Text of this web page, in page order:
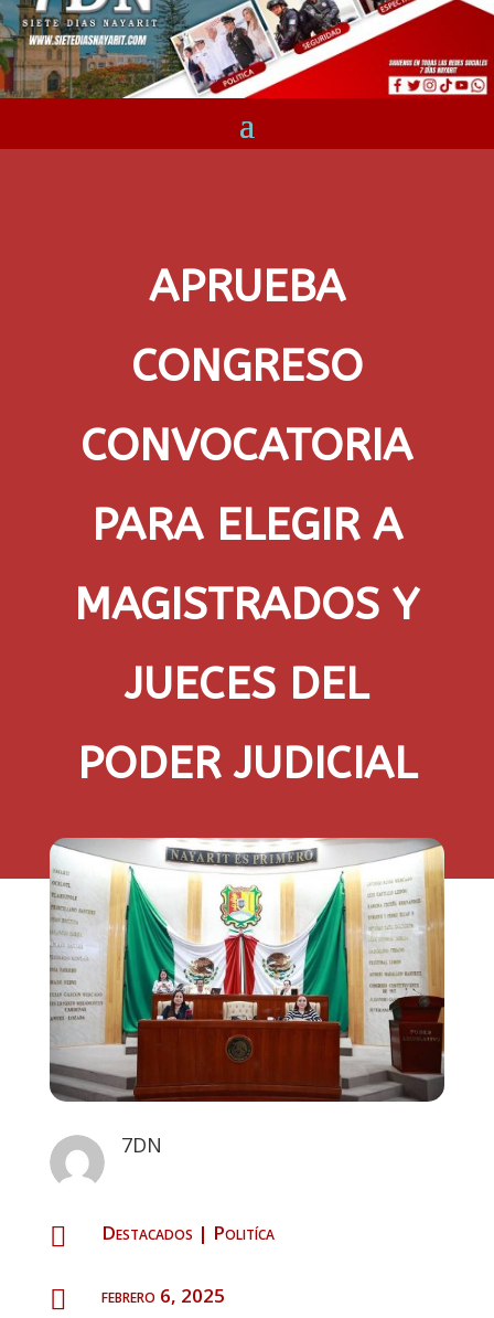
APRUEBA
CONGRESO
CONVOCATORIA
PARA ELEGIR A
MAGISTRADOS Y
JUECES DEL
PODER JUDICIAL
7DN
 Destacados | Politíca
 febrero 6, 2025